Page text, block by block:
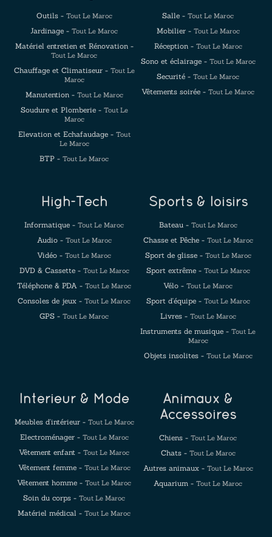
Outils - Tout Le Maroc
Jardinage - Tout Le Maroc
Matériel entretien et Rénovation -
Tout Le Maroc
Chauffage et Climatiseur - Tout Le
Maroc
Manutention - Tout Le Maroc
Soudure et Plomberie - Tout Le
Maroc
Elevation et Echafaudage - Tout
Le Maroc
BTP - Tout Le Maroc
Salle - Tout Le Maroc
Mobilier - Tout Le Maroc
Réception - Tout Le Maroc
Sono et éclairage - Tout Le Maroc
Securité - Tout Le Maroc
Vêtements soirée - Tout Le Maroc
High-Tech
Informatique - Tout Le Maroc
Audio - Tout Le Maroc
Vidéo - Tout Le Maroc
DVD & Cassette - Tout Le Maroc
Téléphone & PDA - Tout Le Maroc
Consoles de jeux - Tout Le Maroc
GPS - Tout Le Maroc
Sports & loisirs
Bateau - Tout Le Maroc
Chasse et Pêche - Tout Le Maroc
Sport de glisse - Tout Le Maroc
Sport extrême - Tout Le Maroc
Vélo - Tout Le Maroc
Sport d'équipe - Tout Le Maroc
Livres - Tout Le Maroc
Instruments de musique - Tout Le
Maroc
Objets insolites - Tout Le Maroc
Intérieur & Mode
Meubles d'intérieur - Tout Le Maroc
Electroménager - Tout Le Maroc
Vêtement enfant - Tout Le Maroc
Vêtement femme - Tout Le Maroc
Vêtement homme - Tout Le Maroc
Soin du corps - Tout Le Maroc
Matériel médical - Tout Le Maroc
Animaux &
Accessoires
Chiens - Tout Le Maroc
Chats - Tout Le Maroc
Autres animaux - Tout Le Maroc
Aquarium - Tout Le Maroc